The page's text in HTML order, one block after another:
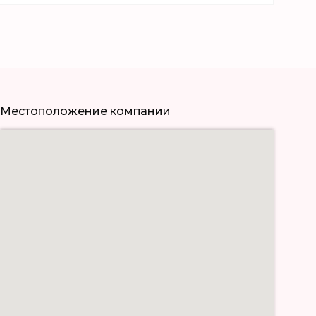
Местоположение компании